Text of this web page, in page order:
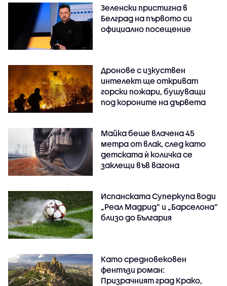
Зеленски пристигна в
Белград на първото си
официално посещение
Дронове с изкуствен
интелект ще откриват
горски пожари, бушуващи
под короните на дървета
Майка беше влачена 45
метра от влак, след като
детската ѝ количка се
заклещи във вагона
Испанската Суперкупа води
„Реал Мадрид“ и „Барселона“
близо до България
Като средновековен
фентъзи роман:
Призрачният град Крако,